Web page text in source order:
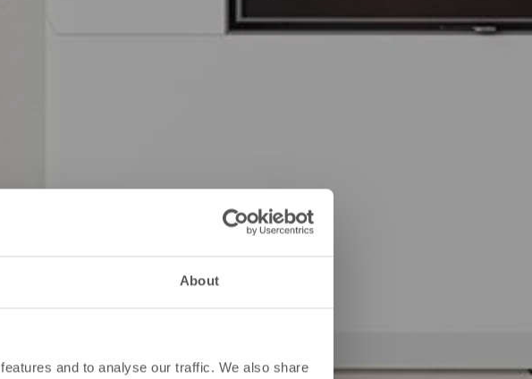
About
and to analyse our traffic. We also share